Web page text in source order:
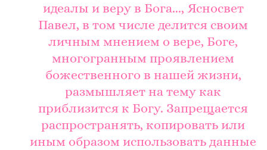
идеалы и веру в Бога..., Ясносвет
Павел, в том числе делится своим
личным мнением о вере, Боге,
многогранным проявлением
божественного в нашей жизни,
размышляет на тему как
приблизится к Богу. Запрещается
распространять, копировать или
иным образом использовать данные